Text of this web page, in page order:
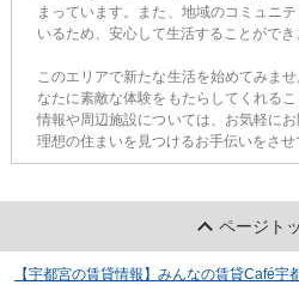
まっています。また、地域のコミュニ
いるため、安心して生活することができ
このエリアで新たな生活を始めてみま
なたに素敵な体験をもたらしてくれる
情報や周辺施設については、お気軽に
理想の住まいを見つけるお手伝いをさせ
ページト
【宇都宮の賃貸情報】みんなの賃貸Café宇